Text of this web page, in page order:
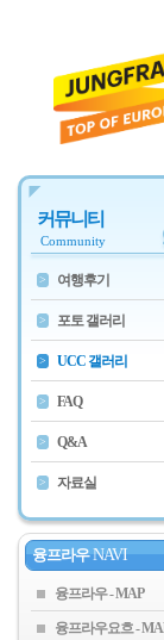
커뮤니티
Community
> 여행후기
> 포토 갤러리
> UCC 갤러리
> FAQ
> Q&A
> 자료실
융프라우 NAVI
융프라우
융프라우요흐